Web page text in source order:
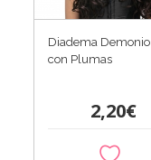
Diadema Demonio
con Plumas
2,20€